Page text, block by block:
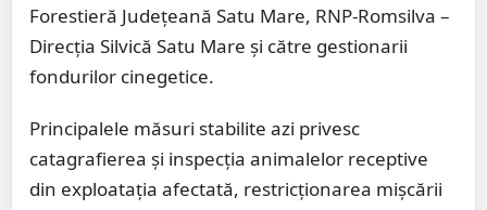
Forestieră Județeană Satu Mare, RNP-Romsilva –
Direcția Silvică Satu Mare și către gestionarii
fondurilor cinegetice.
Principalele măsuri stabilite azi privesc
catagrafierea și inspecția animalelor receptive
din exploatația afectată, restricționarea mișcării